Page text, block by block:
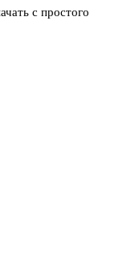
с простого